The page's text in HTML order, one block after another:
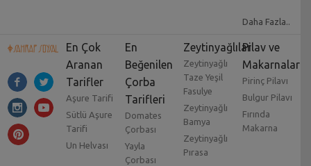
Daha Fazla..
En Çok
Aranan
Tarifler
Aşure Tarifi
Sütlü Aşure
Tarifi
Un Helvası
En
Beğenilen
Çorba
Tarifleri
Domates
Çorbası
Yayla
Çorbası
Zeytinyağlılar
Zeytinyağlı
Taze Yeşil
Fasulye
Zeytinyağlı
Bamya
Zeytinyağlı
Pırasa
Pilav ve
Makarnalar
Pirinç Pilavı
Bulgur Pilavı
Fırında
Makarna